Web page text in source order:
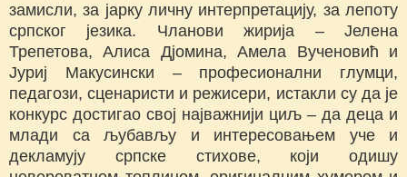
замисли, за јарку личну интерпретацију, за лепоту
српског језика. Чланови жирија – Јелена
Трепетова, Алиса Дјомина, Амела Вученовић и
Јуриј Макусински – професионални глумци,
педагози, сценаристи и режисери, истакли су да је
конкурс достигао свој најважнији циљ – да деца и
млади са љубављу и интересовањем уче и
декламују српске стихове, који одишу